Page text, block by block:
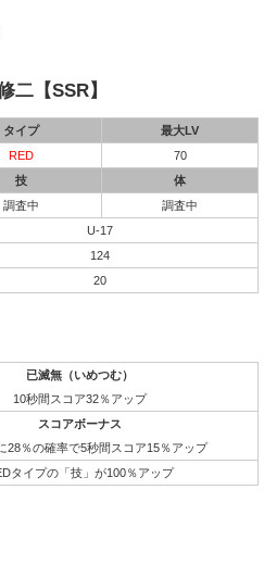
二【SSR】
タイプ
最大LV
RED
70
技
体
調査中
調査中
U-17
124
20
已滅無（いめつむ）
10秒間スコア32％アップ
スコアボーナス
28％の確率で5秒間スコア15％アップ
タイプの「技」が100％アップ